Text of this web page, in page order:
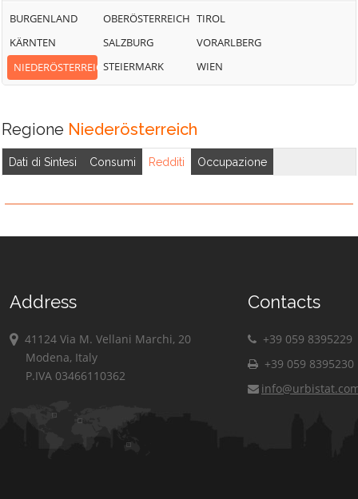
BURGENLAND
KÄRNTEN
NIEDERÖSTERREICH
OBERÖSTERREICH
SALZBURG
STEIERMARK
TIROL
VORARLBERG
WIEN
Regione Niederösterreich
Dati di Sintesi Consumi Redditi Occupazione
Address
41124 Via M. Vellani Marchi, 20
Modena, Italy
P.IVA 03466110362
Contacts
+39 059 8395229
+39 059 8395230